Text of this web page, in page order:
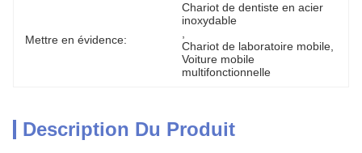
Mettre en évidence:
Chariot de dentiste en acier
inoxydable
Chariot de laboratoire mobile
Voiture mobile
multifonctionnelle
Description Du Produit